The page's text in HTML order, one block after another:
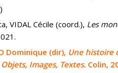
VIDAL Cécile (coord.), Les
Dominique (dir), Une histoire
Images, Textes. Colin,